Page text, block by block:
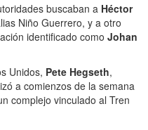
buscaban a Héctor
Niño Guerrero, y a otro
identificado como Johan
Unidos, Pete Hegseth,
a comienzos de la semana
complejo vinculado al Tren